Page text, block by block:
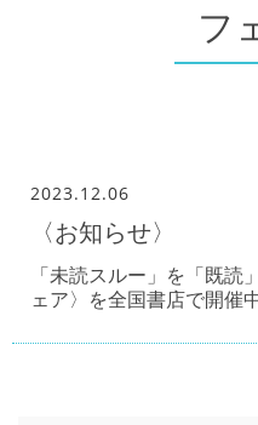
フ
2023.12.06
〈お知らせ〉
「未読スルー」を「既読
ェア〉を全国書店で開催